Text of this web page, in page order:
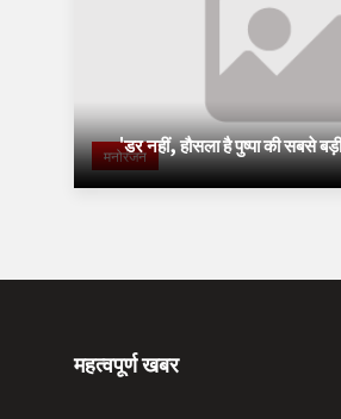
मनोरंजन
'डर नहीं, हौसला है पुष्पा की सबसे
महत्वपूर्ण खबर